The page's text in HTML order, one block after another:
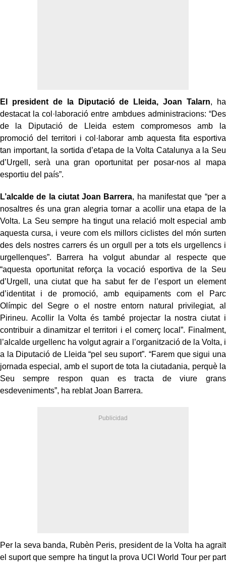
El president de la Diputació de Lleida, Joan Talarn, ha
destacat la col·laboració entre ambdues administracions: “Des
de la Diputació de Lleida estem compromesos amb la
promoció del territori i col·laborar amb aquesta fita esportiva
tan important, la sortida d’etapa de la Volta Catalunya a la Seu
d’Urgell, serà una gran oportunitat per posar-nos al mapa
esportiu del país”.
L’alcalde de la ciutat Joan Barrera, ha manifestat que “per a
nosaltres és una gran alegria tornar a acollir una etapa de la
Volta. La Seu sempre ha tingut una relació molt especial amb
aquesta cursa, i veure com els millors ciclistes del món surten
des dels nostres carrers és un orgull per a tots els urgellencs i
urgellenques”. Barrera ha volgut abundar al respecte que
“aquesta oportunitat reforça la vocació esportiva de la Seu
d’Urgell, una ciutat que ha sabut fer de l’esport un element
d’identitat i de promoció, amb equipaments com el Parc
Olímpic del Segre o el nostre entorn natural privilegiat, al
Pirineu. Acollir la Volta és també projectar la nostra ciutat i
contribuir a dinamitzar el territori i el comerç local”. Finalment,
l’alcalde urgellenc ha volgut agrair a l’organització de la Volta, i
a la Diputació de Lleida “pel seu suport”. “Farem que sigui una
jornada especial, amb el suport de tota la ciutadania, perquè la
Seu sempre respon quan es tracta de viure grans
esdeveniments”, ha reblat Joan Barrera.
Per la seva banda, Rubèn Peris, president de la Volta ha agraït
el suport que sempre ha tingut la prova UCI World Tour per part